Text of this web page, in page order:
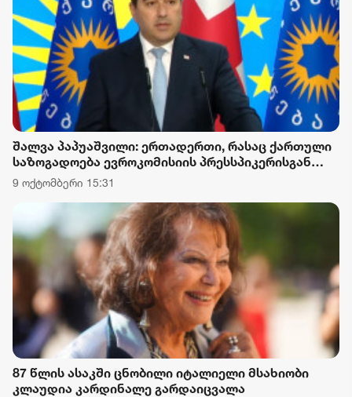
შალვა პაპუაშვილი: ერთადერთი, რასაც ქართული
საზოგადოება ევროკომისიის პრესსპიკერისგან
მოელის, არის ბოდიში ხელისუფლების დამხობის
მიზნით დაორგანიზებული შეკრების მხარდაჭერის
9 ოქტომბერი 15:31
87 წლის ასაკში ცნობილი იტალიელი მსახიობი
კლაუდია კარდინალე გარდაიცვალა